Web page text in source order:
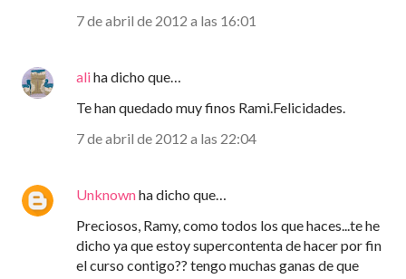
7 de abril de 2012 a las 16:01
aliha dicho que…
Te han quedado muy finos Rami.Felicidades.
7 de abril de 2012 a las 22:04
Unknownha dicho que…
Preciosos, Ramy, como todos los que haces...te he
dicho ya que estoy supercontenta de hacer por fin
el curso contigo?? tengo muchas ganas de que